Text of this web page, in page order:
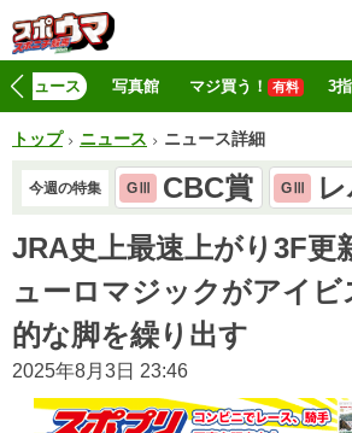
ニュース 写真館 マジ買う！ 有料 3
トップ ニュース ニュース詳細
今週の特集 GⅢ CBC賞 GⅢ
JRA史上最速上がり3F更
ューロマジックがアイビ
的な脚を繰り出す
2025年8月3日 23:46